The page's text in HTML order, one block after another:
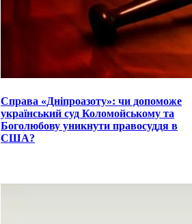
Справа «Дніпроазоту»: чи допоможе
український суд Коломойському та
Боголюбову уникнути правосуддя в
США?